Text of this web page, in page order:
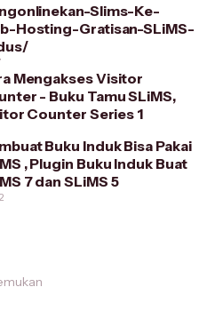
Slims-Ke-
Hosting-Gratisan-SLiMS-
Mengakses Visitor
- Buku Tamu SLiMS,
Counter Series 1
Buku Induk Bisa Pakai
, Plugin Buku Induk Buat
7 dan SLiMS 5